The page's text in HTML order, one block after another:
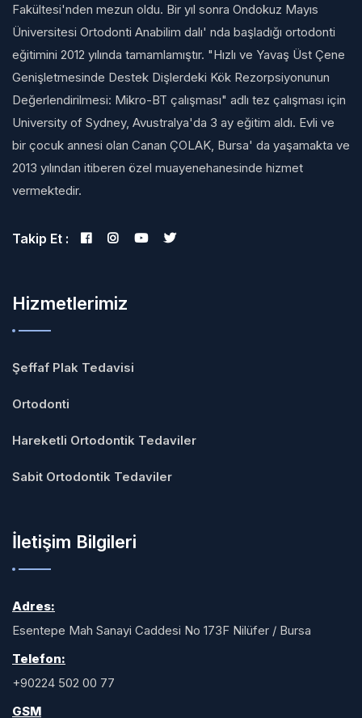
Fakültesi'nden mezun oldu. Bir yıl sonra Ondokuz Mayıs
Üniversitesi Ortodonti Anabilim dalı' nda başladığı ortodonti
eğitimini 2012 yılında tamamlamıştır. "Hızlı ve Yavaş Üst Çene
Genişletmesinde Destek Dişlerdeki Kök Rezorpsiyonunun
Değerlendirilmesi: Mikro-BT çalışması" adlı tez çalışması için
University of Sydney, Avustralya'da 3 ay eğitim aldı. Evli ve
bir çocuk annesi olan Canan ÇOLAK, Bursa' da yaşamakta ve
2013 yılından itiberen özel muayenehanesinde hizmet
vermektedir.
Takip Et :
Hizmetlerimiz
Şeffaf Plak Tedavisi
Ortodonti
Hareketli Ortodontik Tedaviler
Sabit Ortodontik Tedaviler
İletişim Bilgileri
Adres:
Esentepe Mah Sanayi Caddesi No 173F Nilüfer / Bursa
Telefon:
+90224 502 00 77
GSM